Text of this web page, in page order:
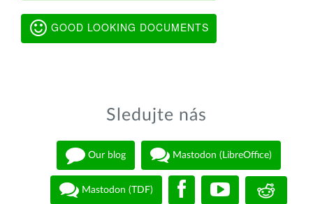
GOOD LOOKING DOCUMENTS
Sledujte nás
Our blog Mastodon (LibreOffice)
Mastodon (TDF)